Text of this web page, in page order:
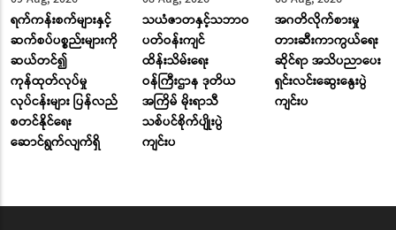
ရက်ကန်းစက်များနှင့်
ဆက်စပ်ပစ္စည်းများကို
ဆယ်တင်၍
ကုန်ထုတ်လုပ်မှု
လုပ်ငန်းများ ပြန်လည်
စတင်နိုင်ရေး
ဆောင်ရွက်လျက်ရှိ
သယံဇာတနှင့်သဘာဝ
ပတ်ဝန်းကျင်
ထိန်းသိမ်းရေး
ဝန်ကြီးဌာန ဒုတိယ
အကြိမ် မိုးရာသီ
သစ်ပင်စိုက်ပျိုးပွဲ
ကျင်းပ
အဂတိလိုက်စားမှု
တားဆီးကာကွယ်ရေး
ဆိုင်ရာ အသိပညာပေး
ရှင်းလင်းဆွေးနွေးပွဲ
ကျင်းပ